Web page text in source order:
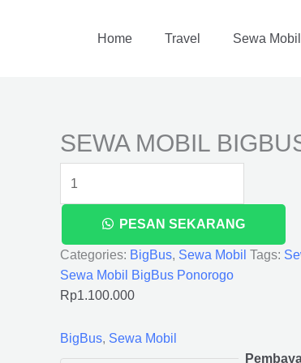
Home Travel Sewa Mobil
SEWA MOBIL
PESAN SEKARANG
Categories: BigBus, Sewa Mobil Tags:
Sewa Mobil BigBus Ponorogo
Rp1.100.000
BigBus, Sewa Mobil